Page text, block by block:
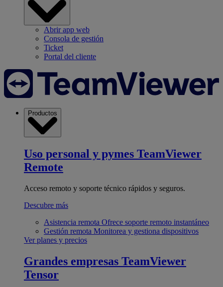
Abrir app web
Consola de gestión
Ticket
Portal del cliente
Productos
Uso personal y pymes TeamViewer
Remote
Acceso remoto y soporte técnico rápidos y seguros.
Descubre más
Asistencia remota Ofrece soporte remoto instantáneo
Gestión remota Monitorea y gestiona dispositivos
Ver planes y precios
Grandes empresas TeamViewer
Tensor